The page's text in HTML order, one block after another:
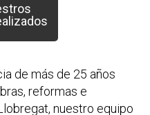
de más de 25 años
reformas e
nuestro equipo